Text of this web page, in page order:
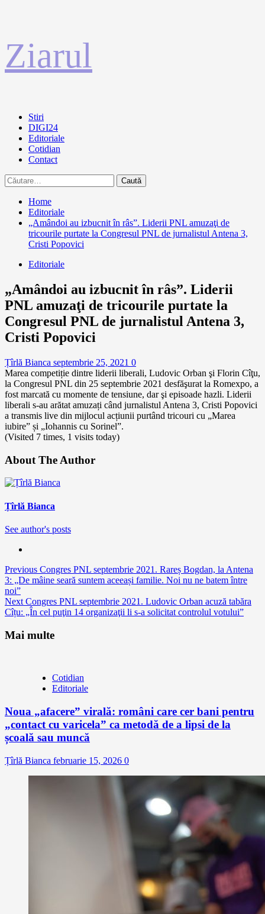
la
conținut
Ziarul
Primary
Menu
Stiri
DIGI24
Editoriale
Cotidian
Contact
Caută
după:
Home
Editoriale
„Amândoi au izbucnit în râs”. Liderii PNL amuzaţi de
tricourile purtate la Congresul PNL de jurnalistul Antena 3,
Cristi Popovici
Editoriale
„Amândoi au izbucnit în râs”. Liderii
PNL amuzaţi de tricourile purtate la
Congresul PNL de jurnalistul Antena 3,
Cristi Popovici
Țîrlă Bianca septembrie 25, 2021 0
Marea competiție dintre liderii liberali, Ludovic Orban şi Florin Cîţu,
la Congresul PNL din 25 septembrie 2021 desfăşurat la Romexpo, a
fost marcată cu momente de tensiune, dar şi episoade hazli. Liderii
liberali s-au arătat amuzați când jurnalistul Antena 3, Cristi Popovici
a transmis live din mijlocul acțiunii purtând tricouri cu „Marea
iubire” și „Iohannis cu Sorinel”.
(Visited 7 times, 1 visits today)
About The Author
Țîrlă Bianca
See author's posts
Continue
Reading
Previous Congres PNL septembrie 2021. Rareș Bogdan, la Antena
3: „De mâine seară suntem aceeași familie. Noi nu ne batem între
noi”
Next Congres PNL septembrie 2021. Ludovic Orban acuză tabăra
Cîțu: „În cel puţin 14 organizaţii li s-a solicitat controlul votului”
Mai multe
Cotidian
Editoriale
Noua „afacere” virală: români care cer bani pentru
„contact cu varicela” ca metodă de a lipsi de la
școală sau muncă
Țîrlă Bianca februarie 15, 2026 0